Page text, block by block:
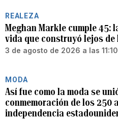
REALEZA
Meghan Markle cumple 45:
vida que construyó lejos de
3 de agosto de 2026 a las
MODA
Así fue como la moda se
conmemoración de los 250
independencia